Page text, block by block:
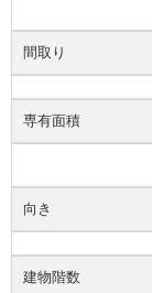
間取り
専有面積
向き
建物階数